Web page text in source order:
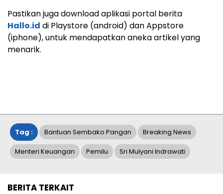
Pastikan juga download aplikasi portal berita
Hallo.id di Playstore (android) dan Appstore
(iphone), untuk mendapatkan aneka artikel yang
menarik.
Tag : Bantuan Sembako Pangan Breaking News
Menteri Keuangan Pemilu Sri Mulyani Indrawati
BERITA TERKAIT